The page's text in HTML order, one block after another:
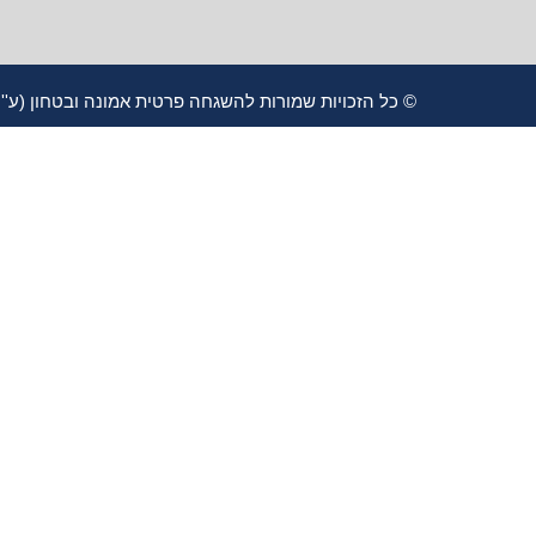
© כל הזכויות שמורות להשגחה פרטית אמונה ובטחון (ע''ר) 580639789